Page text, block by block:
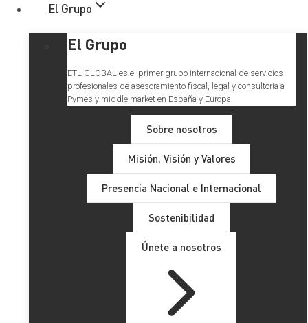
El Grupo
El Grupo
ETL GLOBAL es el primer grupo internacional de servicios
profesionales de asesoramiento fiscal, legal y consultoría a
Pymes y middle market en España y Europa.
Sobre nosotros
Misión, Visión y Valores
Presencia Nacional e Internacional
Sostenibilidad
Únete a nosotros